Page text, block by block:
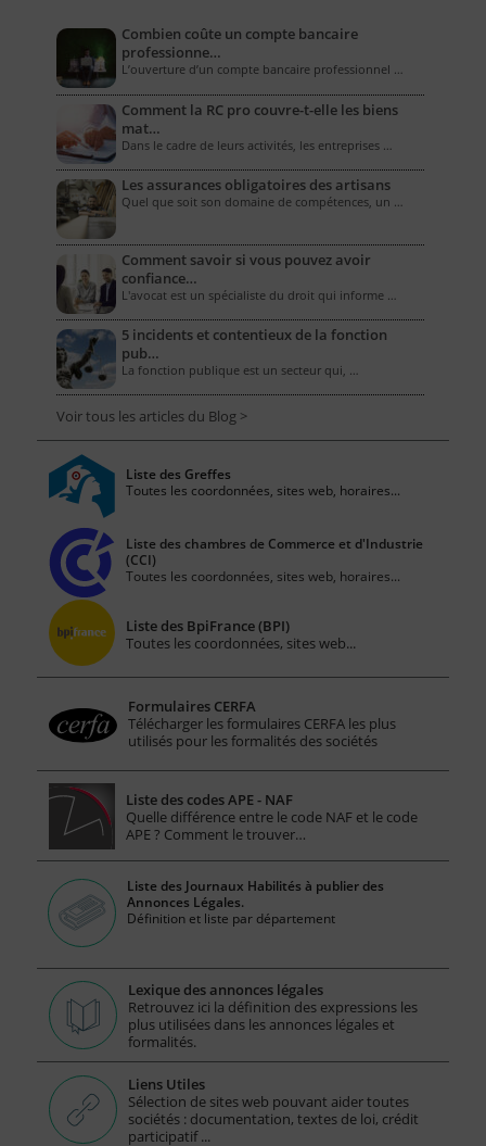
Combien coûte un compte bancaire
professionne…
L’ouverture d’un compte bancaire professionnel …
Comment la RC pro couvre-t-elle les biens
mat…
Dans le cadre de leurs activités, les entreprises …
Les assurances obligatoires des artisans
Quel que soit son domaine de compétences, un …
Comment savoir si vous pouvez avoir
confiance…
L'avocat est un spécialiste du droit qui informe …
5 incidents et contentieux de la fonction
pub…
La fonction publique est un secteur qui, …
Voir tous les articles du Blog >
Liste des Greffes
Toutes les coordonnées, sites web, horaires...
Liste des chambres de Commerce et d'Industrie
(CCI)
Toutes les coordonnées, sites web, horaires...
Liste des BpiFrance (BPI)
Toutes les coordonnées, sites web...
Formulaires CERFA
Télécharger les formulaires CERFA les plus
utilisés pour les formalités des sociétés
Liste des codes APE - NAF
Quelle différence entre le code NAF et le code
APE ? Comment le trouver…
Liste des Journaux Habilités à publier des
Annonces Légales.
Définition et liste par département
Lexique des annonces légales
Retrouvez ici la définition des expressions les
plus utilisées dans les annonces légales et
formalités.
Liens Utiles
Sélection de sites web pouvant aider toutes
sociétés : documentation, textes de loi, crédit
participatif ...